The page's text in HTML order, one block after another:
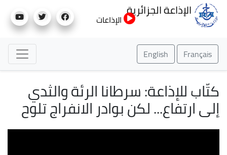
إلى
الإذاعة الجزائرية
الإذاعات
Français
English
كتّاب للإذاعة: سرطانا الرئة والثدي
إلى ارتفاع... لكن بوادر الانفراج تلوح